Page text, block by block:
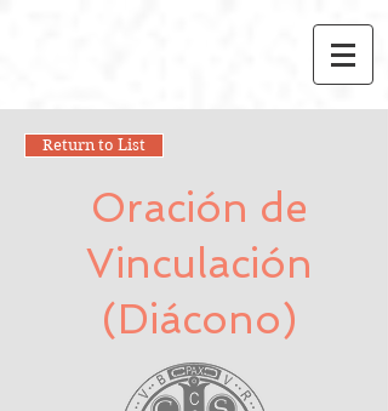
Return to List
Oración de
Vinculación
(Diácono)